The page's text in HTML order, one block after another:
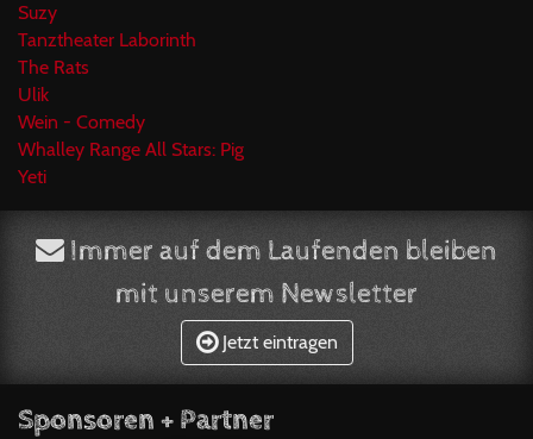
Suzy
Tanztheater Laborinth
The Rats
Ulik
Wein - Comedy
Whalley Range All Stars: Pig
Yeti
Immer auf dem Laufenden bleiben
mit unserem Newsletter
Jetzt eintragen
Sponsoren + Partner